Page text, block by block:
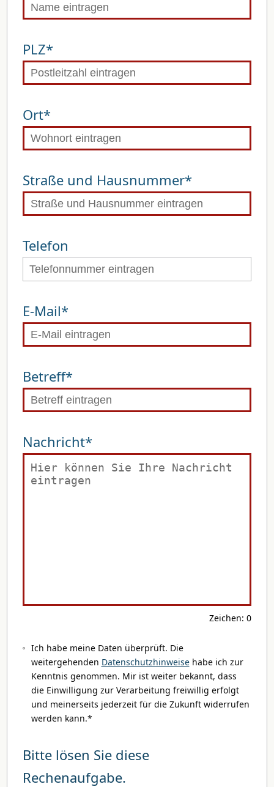
PLZ*
Ort*
Straße und Hausnummer*
Telefon
E-Mail*
Betreff*
Nachricht*
Zeichen: 0
Ich habe meine Daten überprüft. Die
weitergehenden Datenschutzhinweisehabe ich zur
Kenntnis genommen. Mir ist weiter bekannt, dass
die Einwilligung zur Verarbeitung freiwillig erfolgt
und meinerseits jederzeit für die Zukunft widerrufen
werden kann.*
Bitte lösen Sie diese
Rechenaufgabe.